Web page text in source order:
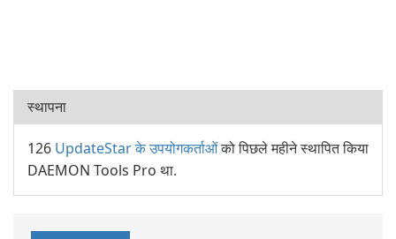
स्थापना
126 UpdateStar के उपयोगकर्ताओंको पिछले महीने स्थापित किया
DAEMON Tools Pro था.